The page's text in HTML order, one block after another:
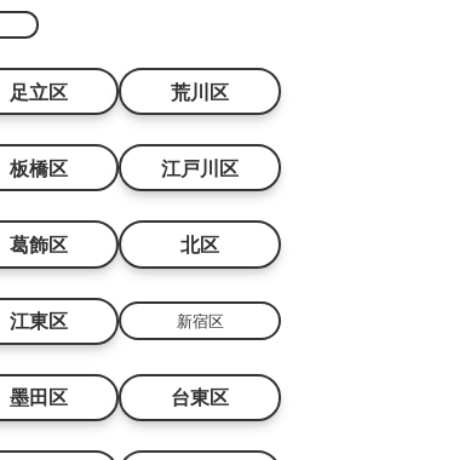
足立区 荒川区
板橋区 江戸川区
葛飾区 北区
江東区 新宿区
墨田区 台東区